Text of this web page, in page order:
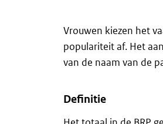
Vrouwen kiezen het
populariteit af. Het
van de naam van de
Definitie